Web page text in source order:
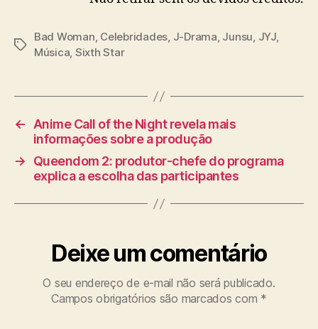
B
o
a
T
Bad Woman, Celebridades, J-Drama, Junsu, JYJ,
Música, Sixth Star
← Anime Call of the Night revela mais
informações sobre a produção
→
Queendom 2: produtor-chefe do programa
explica a escolha das participantes
Deixe um comentário
O seu endereço de e-mail não será publicado.
Campos obrigatórios são marcados com *